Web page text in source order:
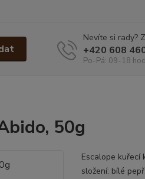
Nevíte si rady?
+420 608
Po-Pá: 09-18
50g
Escalope kuřecí
složení: bílé